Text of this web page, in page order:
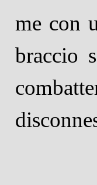
me con
braccio